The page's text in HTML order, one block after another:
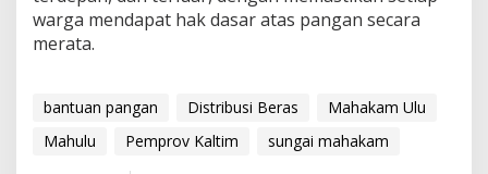
warga mendapat hak dasar atas pangan secara
merata.
bantuan pangan Distribusi Beras
Mahakam Ulu
Mahulu
Pemprov Kaltim
sungai mahakam